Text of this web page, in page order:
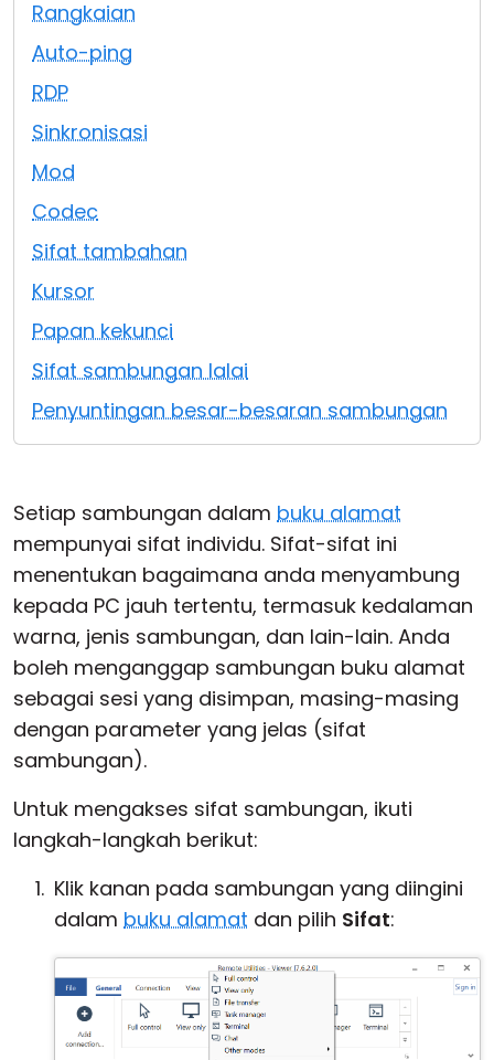
Rangkaian
Auto-ping
RDP
Sinkronisasi
Mod
Codec
Sifat tambahan
Kursor
Papan kekunci
Sifat sambungan lalai
Penyuntingan besar-besaran sambungan
Setiap sambungan dalam buku alamat
mempunyai sifat individu. Sifat-sifat ini
menentukan bagaimana anda menyambung
kepada PC jauh tertentu, termasuk kedalaman
warna, jenis sambungan, dan lain-lain. Anda
boleh menganggap sambungan buku alamat
sebagai sesi yang disimpan, masing-masing
dengan parameter yang jelas (sifat
sambungan).
Untuk mengakses sifat sambungan, ikuti
langkah-langkah berikut:
Klik kanan pada sambungan yang diingini
dalam buku alamat dan pilih Sifat:
Awan & Di Dalam Premis